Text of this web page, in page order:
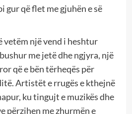
gur që flet me gjuhën e së
vetëm një vend i heshtur
me jetë dhe ngjyra, një
që e bën tërheqës për
Artistët e rrugës e kthejnë
ku tingujt e muzikës dhe
përzihen me zhurmën e